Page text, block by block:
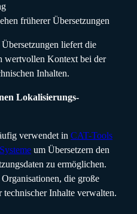
früherer Übersetzungen
liefert die
wertvollen Kontext bei der
Inhalten.
Lokalisierungs-
verwendet in CAT-Tools
um Übersetzern den
zu ermöglichen.
die große
Inhalte verwalten.